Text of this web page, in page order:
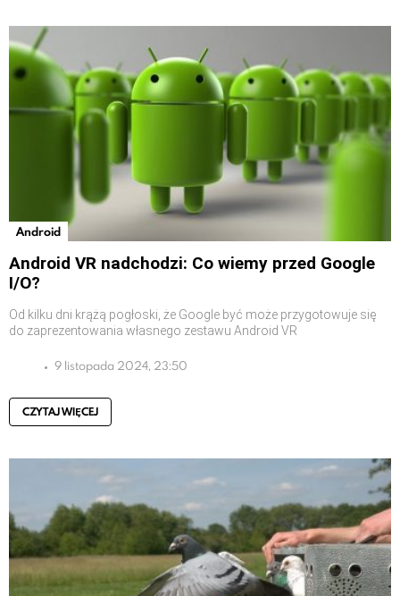
Android
Android VR nadchodzi: Co wiemy przed Google
I/O?
Od kilku dni krążą pogłoski, że Google być może przygotowuje się
do zaprezentowania własnego zestawu Android VR
9 listopada 2024, 23:50
CZYTAJ WIĘCEJ